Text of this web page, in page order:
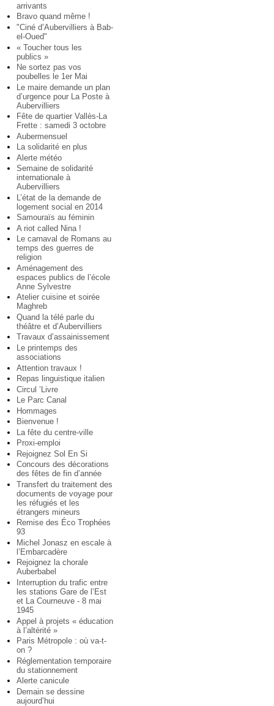
arrivants
Bravo quand même !
"Ciné d’Aubervilliers à Bab-
el-Oued"
« Toucher tous les
publics »
Ne sortez pas vos
poubelles le 1er Mai
Le maire demande un plan
d’urgence pour La Poste à
Aubervilliers
Fête de quartier Vallès-La
Frette : samedi 3 octobre
Aubermensuel
La solidarité en plus
Alerte météo
Semaine de solidarité
internationale à
Aubervilliers
L’état de la demande de
logement social en 2014
Samouraïs au féminin
A riot called Nina !
Le carnaval de Romans au
temps des guerres de
religion
Aménagement des
espaces publics de l’école
Anne Sylvestre
Atelier cuisine et soirée
Maghreb
Quand la télé parle du
théâtre et d’Aubervilliers
Travaux d’assainissement
Le printemps des
associations
Attention travaux !
Repas linguistique italien
Circul ’Livre
Le Parc Canal
Hommages
Bienvenue !
La fête du centre-ville
Proxi-emploi
Rejoignez Sol En Si
Concours des décorations
des fêtes de fin d’année
Transfert du traitement des
documents de voyage pour
les réfugiés et les
étrangers mineurs
Remise des Éco Trophées
93
Michel Jonasz en escale à
l’Embarcadère
Rejoignez la chorale
Auberbabel
Interruption du trafic entre
les stations Gare de l’Est
et La Courneuve - 8 mai
1945
Appel à projets « éducation
à l’altérité »
Paris Métropole : où va-t-
on ?
Réglementation temporaire
du stationnement
Alerte canicule
Demain se dessine
aujourd’hui